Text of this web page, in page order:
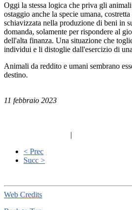
Oggi la stessa logica che priva gli
ostaggio anche la specie umana,
schiavizzata nella produzione di beni in
domanda, solamente per rispondere al
dell'alta finanza. Una situazione che
individui e li distoglie dall'esercizio di
Animali da reddito e umani sembrano
destino.
11 febbraio 2023
|
< Prec
Succ >
Web Credits